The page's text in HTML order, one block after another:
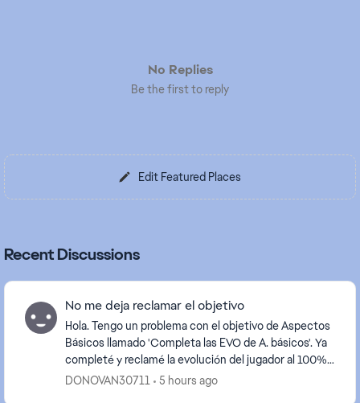
No Replies
Be the first to reply
Edit Featured Places
Recent Discussions
No me deja reclamar el objetivo
Hola. Tengo un problema con el objetivo de Aspectos
Básicos llamado 'Completa las EVO de A. básicos'. Ya
completé y reclamé la evolución del jugador al 100%
en mi plantilla, pero el botón de reclamar...
DONOVAN30711 5 hours ago